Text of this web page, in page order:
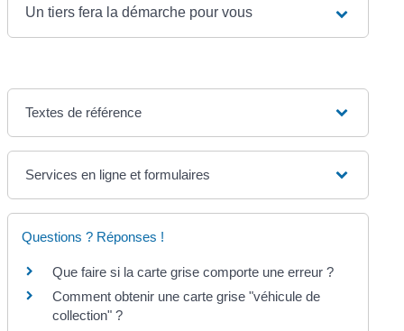
Un tiers fera la démarche pour vous
Textes de référence
Services en ligne et formulaires
Questions ? Réponses !
Que faire si la carte grise comporte une erreur ?
Comment obtenir une carte grise "véhicule de
collection" ?